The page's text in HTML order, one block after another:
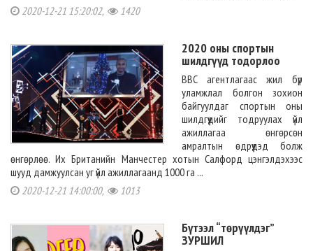
2020-12-21 15:20:02, 1420
2020 оны спортын
шилдгүүд тодорлоо
BBC агентлагаас жил бүр
уламжлал болгон зохион
байгуулдаг спортын оны
шилдгүүдийг тодруулах үйл
ажиллагаа өнгөрсөн
амралтын өдрүүдэд болж
өнгөрлөө. Их Британийн Манчестер хотын Салфорд цэнгэлдэхээс
шууд дамжуулсан уг үйл ажиллагаанд 1000 га ...
2020-12-21 14:00:00, 1013
Бүтээл “төрүүлдэг”
ЗУРШИЛ